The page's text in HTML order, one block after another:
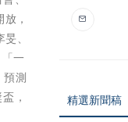
，
、
一
測
，
精選新聞稿